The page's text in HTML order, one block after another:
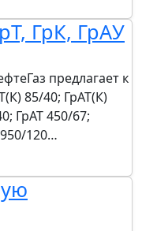
ГрК, ГрАУ
предлагает к
85/40; ГрАТ(К)
ГрАТ 450/67;
120…